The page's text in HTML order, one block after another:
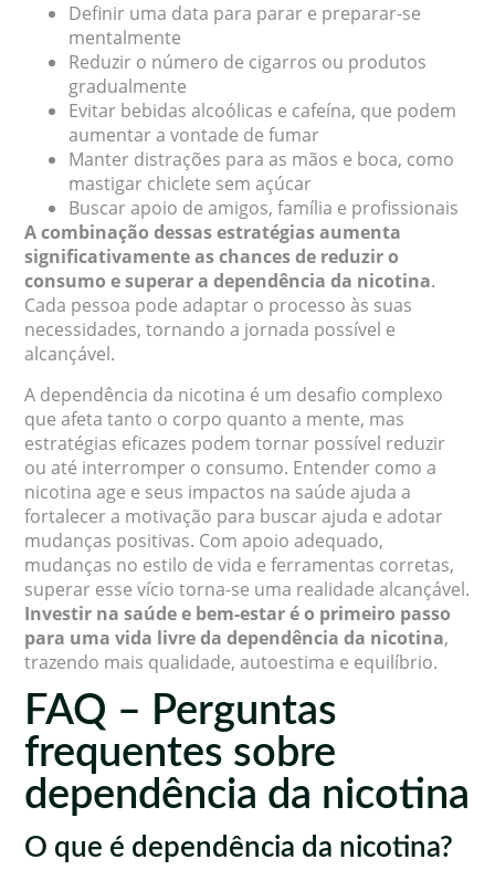
Definir uma data para parar e preparar-se
mentalmente
Reduzir o número de cigarros ou produtos
gradualmente
Evitar bebidas alcoólicas e cafeína, que podem
aumentar a vontade de fumar
Manter distrações para as mãos e boca, como
mastigar chiclete sem açúcar
Buscar apoio de amigos, família e profissionais
A combinação dessas estratégias aumenta
significativamente as chances de reduzir o
consumo e superar a dependência da nicotina.
Cada pessoa pode adaptar o processo às suas
necessidades, tornando a jornada possível e
alcançável.
A dependência da nicotina é um desafio complexo
que afeta tanto o corpo quanto a mente, mas
estratégias eficazes podem tornar possível reduzir
ou até interromper o consumo. Entender como a
nicotina age e seus impactos na saúde ajuda a
fortalecer a motivação para buscar ajuda e adotar
mudanças positivas. Com apoio adequado,
mudanças no estilo de vida e ferramentas corretas,
superar esse vício torna-se uma realidade alcançável.
Investir na saúde e bem-estar é o primeiro passo
para uma vida livre da dependência da nicotina,
trazendo mais qualidade, autoestima e equilíbrio.
FAQ – Perguntas
frequentes sobre
dependência da nicotina
O que é dependência da nicotina?